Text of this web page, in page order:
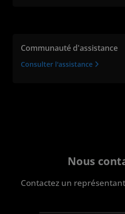
Communauté d'assistance
Consulter l'assistance
Nous
Contactez un